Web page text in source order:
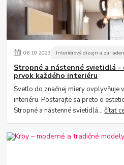
06.10.2023 Interiérový dizajn a
Stropné a nástenné svietidlá
prvok každého interiéru
Svetlo do značnej miery ovplyvňuje
interiéru. Postarajte sa preto o
Stropné a nástenné svietidlá...čítať